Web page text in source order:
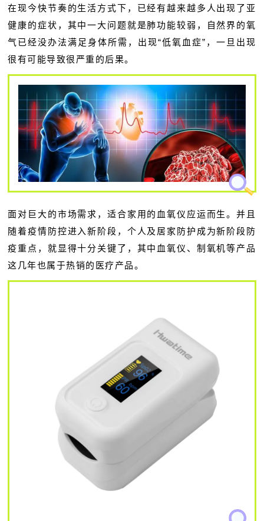
在现今快节奏的生活方式下，已经有越来越多人出现了亚
健康的症状，其中一大问题就是肺功能较弱，自然界的氧
气已经没办法满足身体所需，出现“低氧血症”，一旦出现
很有可能导致很严重的后果。
面对巨大的市场需求，适合家用的血氧仪应运而生。并且
随着疫情防控进入新阶段，个人及居家防护成为新阶段防
疫重点，就显得十分关键了，其中血氧仪、制氧机等产品
这几年也属于热销的医疗产品。